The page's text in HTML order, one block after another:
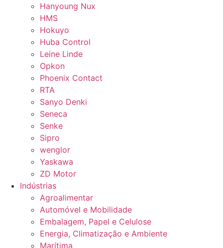
Hanyoung Nux
HMS
Hokuyo
Huba Control
Leine Linde
Opkon
Phoenix Contact
RTA
Sanyo Denki
Seneca
Senke
Sipro
wenglor
Yaskawa
ZD Motor
Indústrias
Agroalimentar
Automóvel e Mobilidade
Embalagem, Papel e Celulose
Energia, Climatização e Ambiente
Marítima